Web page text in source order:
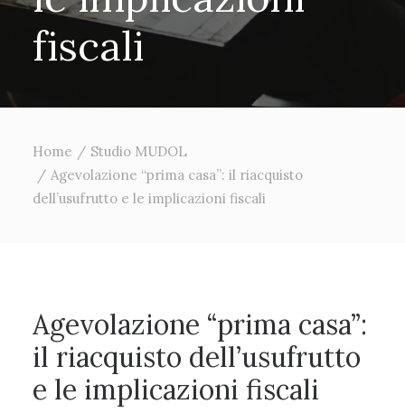
fiscali
Home
Studio MUDOL
Agevolazione “prima casa”: il riacquisto
dell’usufrutto e le implicazioni fiscali
Agevolazione “prima casa”:
il riacquisto dell’usufrutto
e le implicazioni fiscali